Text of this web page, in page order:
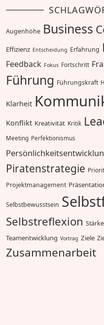
Augenhöhe Business
Effizienz Entscheidung Erfahrung
Feedback Fokus Fortschritt
Führung Führungskraft
Klarheit
Konflikt Kreativität Kritik
Meeting Perfektionismus
Piratenstrategie
Projektmanagement
Selbstbewusstsein
Selbstreflexion
Teamentwicklung Vortrag Ziele
Zusammenarbeit